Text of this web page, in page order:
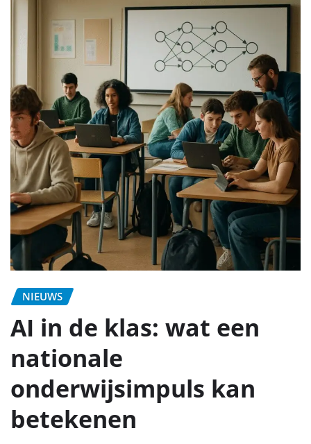
NIEUWS
AI in de klas: wat een
nationale
onderwijsimpuls kan
betekenen